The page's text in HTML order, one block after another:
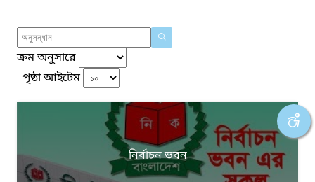
ক্রম অনুসারে
পৃষ্ঠা আইটেম
নির্বাচন ভবন